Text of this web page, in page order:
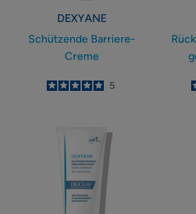
DEXYANE
Schützende Barriere-
Creme
5
/5
5
Creme
gegen
Juckreiz